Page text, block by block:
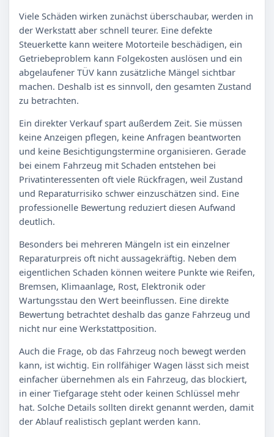
Viele Schäden wirken zunächst überschaubar, werden in
der Werkstatt aber schnell teurer. Eine defekte
Steuerkette kann weitere Motorteile beschädigen, ein
Getriebeproblem kann Folgekosten auslösen und ein
abgelaufener TÜV kann zusätzliche Mängel sichtbar
machen. Deshalb ist es sinnvoll, den gesamten Zustand
zu betrachten.
Ein direkter Verkauf spart außerdem Zeit. Sie müssen
keine Anzeigen pflegen, keine Anfragen beantworten
und keine Besichtigungstermine organisieren. Gerade
bei einem Fahrzeug mit Schaden entstehen bei
Privatinteressenten oft viele Rückfragen, weil Zustand
und Reparaturrisiko schwer einzuschätzen sind. Eine
professionelle Bewertung reduziert diesen Aufwand
deutlich.
Besonders bei mehreren Mängeln ist ein einzelner
Reparaturpreis oft nicht aussagekräftig. Neben dem
eigentlichen Schaden können weitere Punkte wie Reifen,
Bremsen, Klimaanlage, Rost, Elektronik oder
Wartungsstau den Wert beeinflussen. Eine direkte
Bewertung betrachtet deshalb das ganze Fahrzeug und
nicht nur eine Werkstattposition.
Auch die Frage, ob das Fahrzeug noch bewegt werden
kann, ist wichtig. Ein rollfähiger Wagen lässt sich meist
einfacher übernehmen als ein Fahrzeug, das blockiert,
in einer Tiefgarage steht oder keinen Schlüssel mehr
hat. Solche Details sollten direkt genannt werden, damit
der Ablauf realistisch geplant werden kann.